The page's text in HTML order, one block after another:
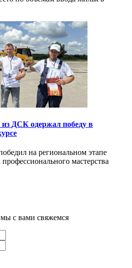
ДСК одержал победу в
на региональном этапе
мастерства
с вами свяжемся